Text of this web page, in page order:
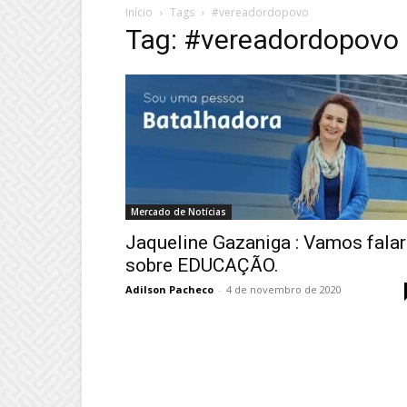
Início Tags #vereadordopovo
Tag: #vereadordopovo
Mercado de Notícias
Jaqueline Gazaniga : Vamos falar
sobre EDUCAÇÃO.
Adilson Pacheco - 4 de novembro de 2020